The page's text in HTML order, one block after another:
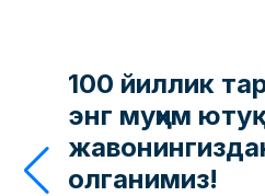
100 йиллик
энг муҳим
олганимиз!